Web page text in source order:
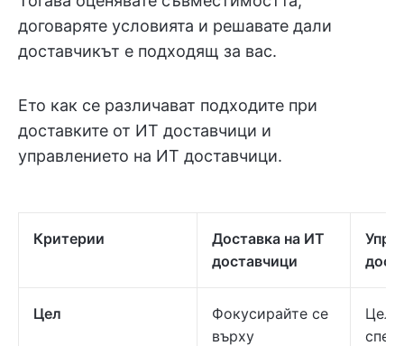
договаряте условията и решавате дали
доставчикът е подходящ за вас.
Ето как се различават подходите при
доставките от ИТ доставчици и
управлението на ИТ доставчици.
Критерии
Доставка на ИТ
доставчици
Цел
Фокусирайте се
върху